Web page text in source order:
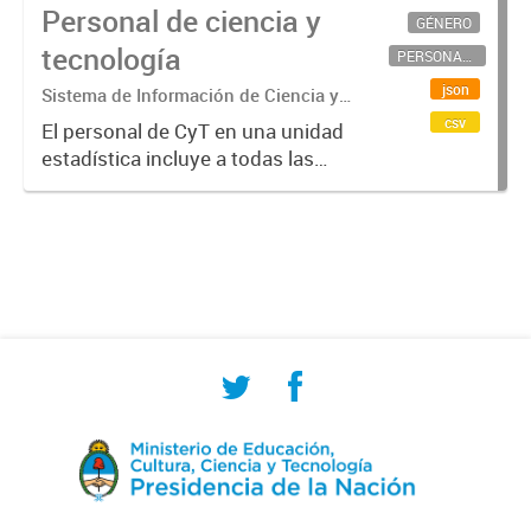
Personal de ciencia y
tecnología
Sistema de Información de Ciencia y
Tecnología Argentino (SICYTAR)
El personal de CyT en una unidad
estadística incluye a todas las
personas involucradas
GÉNERO
PERSONAL CIENTÍFICO-TECNOLÓGICO
json
csv